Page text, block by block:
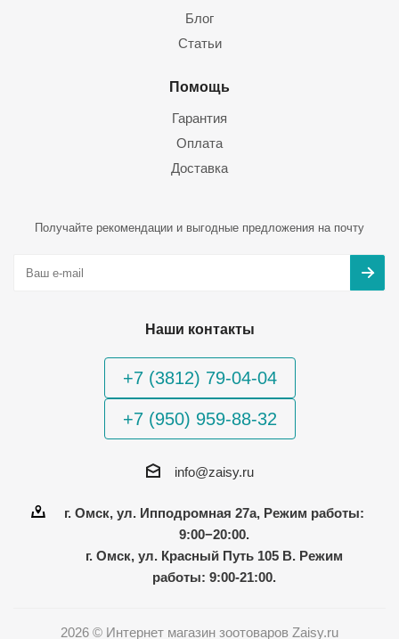
Блог
Статьи
Помощь
Гарантия
Оплата
Доставка
Получайте рекомендации и выгодные предложения на почту
Наши контакты
+7 (3812) 79-04-04
+7 (950) 959-88-32
info@zaisy.ru
г. Омск, ул. Ипподромная 27а, Режим работы:
9:00−20:00.
г. Омск, ул. Красный Путь 105 В. Режим
работы: 9:00-21:00.
2026 © Интернет магазин зоотоваров Zaisy.ru